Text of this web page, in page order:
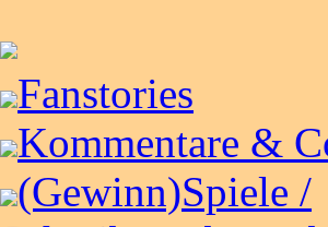
Fanstories
Kommentare &
(Gewinn)Spiele /